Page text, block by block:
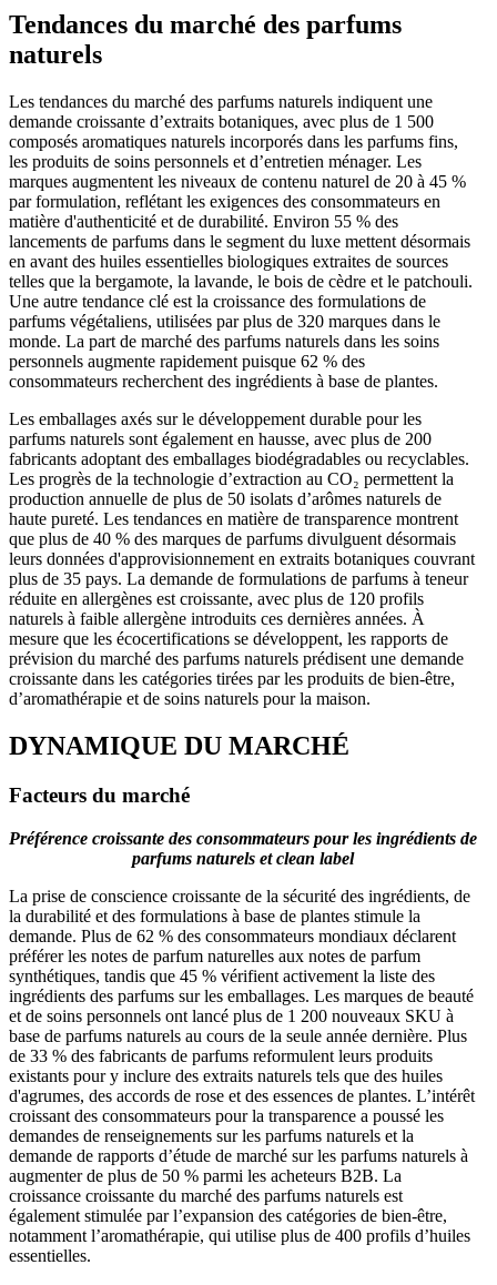
Tendances du marché des parfums
naturels
Les tendances du marché des parfums naturels indiquent une
demande croissante d’extraits botaniques, avec plus de 1 500
composés aromatiques naturels incorporés dans les parfums fins,
les produits de soins personnels et d’entretien ménager. Les
marques augmentent les niveaux de contenu naturel de 20 à 45 %
par formulation, reflétant les exigences des consommateurs en
matière d'authenticité et de durabilité. Environ 55 % des
lancements de parfums dans le segment du luxe mettent désormais
en avant des huiles essentielles biologiques extraites de sources
telles que la bergamote, la lavande, le bois de cèdre et le patchouli.
Une autre tendance clé est la croissance des formulations de
parfums végétaliens, utilisées par plus de 320 marques dans le
monde. La part de marché des parfums naturels dans les soins
personnels augmente rapidement puisque 62 % des
consommateurs recherchent des ingrédients à base de plantes.
Les emballages axés sur le développement durable pour les
parfums naturels sont également en hausse, avec plus de 200
fabricants adoptant des emballages biodégradables ou recyclables.
Les progrès de la technologie d’extraction au CO₂ permettent la
production annuelle de plus de 50 isolats d’arômes naturels de
haute pureté. Les tendances en matière de transparence montrent
que plus de 40 % des marques de parfums divulguent désormais
leurs données d'approvisionnement en extraits botaniques couvrant
plus de 35 pays. La demande de formulations de parfums à teneur
réduite en allergènes est croissante, avec plus de 120 profils
naturels à faible allergène introduits ces dernières années. À
mesure que les écocertifications se développent, les rapports de
prévision du marché des parfums naturels prédisent une demande
croissante dans les catégories tirées par les produits de bien-être,
d’aromathérapie et de soins naturels pour la maison.
DYNAMIQUE DU MARCHÉ
Facteurs du marché
Préférence croissante des consommateurs pour les ingrédients de
parfums naturels et clean label
La prise de conscience croissante de la sécurité des ingrédients, de
la durabilité et des formulations à base de plantes stimule la
demande. Plus de 62 % des consommateurs mondiaux déclarent
préférer les notes de parfum naturelles aux notes de parfum
synthétiques, tandis que 45 % vérifient activement la liste des
ingrédients des parfums sur les emballages. Les marques de beauté
et de soins personnels ont lancé plus de 1 200 nouveaux SKU à
base de parfums naturels au cours de la seule année dernière. Plus
de 33 % des fabricants de parfums reformulent leurs produits
existants pour y inclure des extraits naturels tels que des huiles
d'agrumes, des accords de rose et des essences de plantes. L’intérêt
croissant des consommateurs pour la transparence a poussé les
demandes de renseignements sur les parfums naturels et la
demande de rapports d’étude de marché sur les parfums naturels à
augmenter de plus de 50 % parmi les acheteurs B2B. La
croissance croissante du marché des parfums naturels est
également stimulée par l’expansion des catégories de bien-être,
notamment l’aromathérapie, qui utilise plus de 400 profils d’huiles
essentielles.